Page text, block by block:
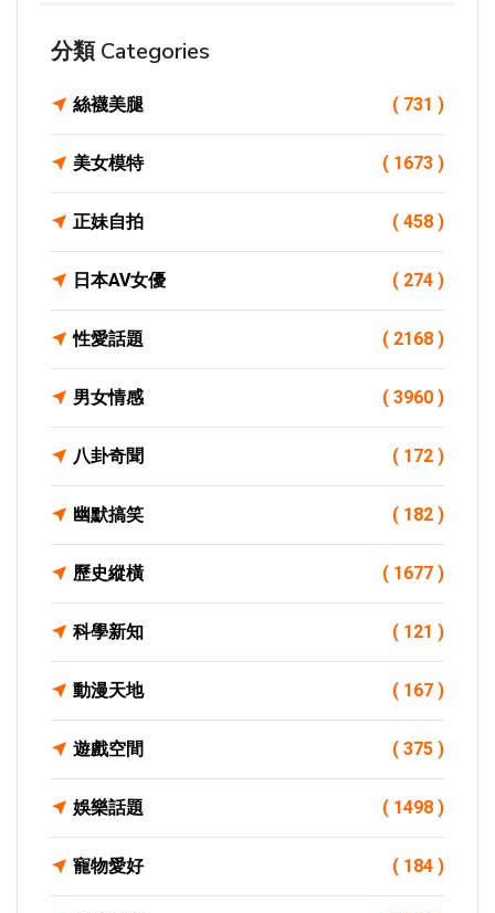
分類 Categories
絲襪美腿 ( 731 )
美女模特 ( 1673 )
正妹自拍 ( 458 )
日本AV女優 ( 274 )
性愛話題 ( 2168 )
男女情感 ( 3960 )
八卦奇聞 ( 172 )
幽默搞笑 ( 182 )
歷史縱橫 ( 1677 )
科學新知 ( 121 )
動漫天地 ( 167 )
遊戲空間 ( 375 )
娛樂話題 ( 1498 )
寵物愛好 ( 184 )